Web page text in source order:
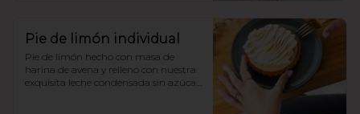
Pie de limón individual
Pie de limón hecho con masa de
harina de avena y relleno con nuestra
exquisita leche condensada sin azúcar